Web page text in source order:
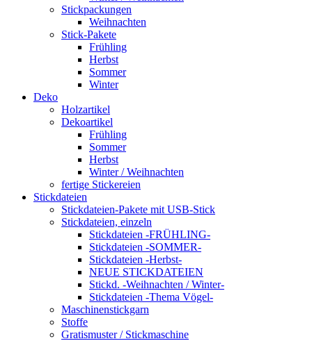
Stickpackungen
Weihnachten
Stick-Pakete
Frühling
Herbst
Sommer
Winter
Deko
Holzartikel
Dekoartikel
Frühling
Sommer
Herbst
Winter / Weihnachten
fertige Stickereien
Stickdateien
Stickdateien-Pakete mit USB-Stick
Stickdateien, einzeln
Stickdateien -FRÜHLING-
Stickdateien -SOMMER-
Stickdateien -Herbst-
NEUE STICKDATEIEN
Stickd. -Weihnachten / Winter-
Stickdateien -Thema Vögel-
Maschinenstickgarn
Stoffe
Gratismuster / Stickmaschine